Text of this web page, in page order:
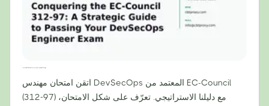
اتقن امتحان مهندس DevSecOps المعتمد من EC-Council
(312-97) مع دليلنا الاستراتيجي. تعرّف على شكل الامتحان،